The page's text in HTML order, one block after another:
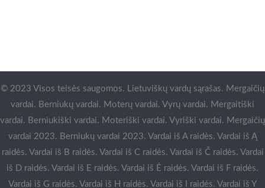
© 2023 Visos teisės saugomos. Lietuviškų vardų sąrašas. Mergaičių
vardai. Berniukų vardai. Moterų vardai. Vyrų vardai. Mergaitiški
vardai. Berniukiški vardai. Moteriški vardai. Vyriški vardai. Mergaičių
vardai 2023. Berniukų vardai 2023. Vardai iš A raidės. Vardai iš Ą
raidės. Vardai iš B raidės. Vardai iš C raidės. Vardai iš Č raidės. Vardai
iš D raidės. Vardai iš E raidės. Vardai iš Ė raidės. Vardai iš F raidės.
Vardai iš G raidės. Vardai iš H raidės. Vardai iš I raidės. Vardai iš Y